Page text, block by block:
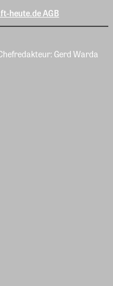
heute.de AGB
Gerd Warda